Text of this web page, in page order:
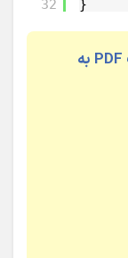
32
}
دانلود فایل این آموزش با فرمت PDF به